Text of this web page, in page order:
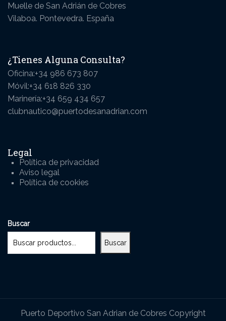
Muelle de San Adrián de Cobres
Vilaboa. Pontevedra. España
¿Tienes Alguna Consulta?
Oficina:+34 986 673 807
Móvil:+34 618 826 330
Marinería:+34 659 434 657
clubnautico@puertodesanadrian.com
Legal
Política de privacidad
Aviso legal
Política de cookies
Buscar
Buscar
Puerto Deportivo San Adrian de Cobres Copyright